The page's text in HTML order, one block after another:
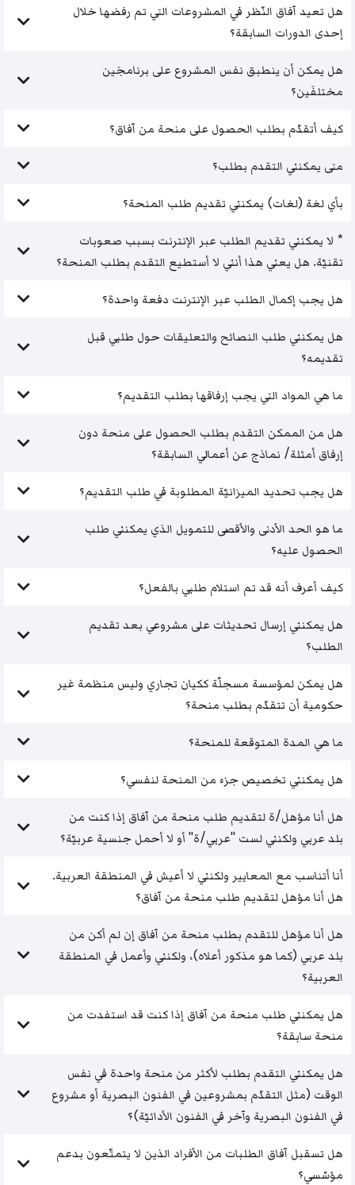
هل تعيد آفاق النّظر في المشروعات التي تم رفضها خلال
إحدى الدورات السابقة؟
هل يمكن أن ينطبق نفس المشروع على برنامجَين
مختلفَين؟
كيف أتقدّم بطلب الحصول على منحة من آفاق؟
متى يمكنني التقدم بطلب؟
بأي لغة (لغات) يمكنني تقديم طلب المنحة؟
* لا يمكنني تقديم الطلب عبر الإنترنت بسبب صعوبات
تقنيّة. هل يعني هذا أنني لا أستطيع التقدم بطلب المنحة؟
هل يجب إكمال الطلب عبر الإنترنت دفعة واحدة؟
هل يمكنني طلب النصائح والتعليقات حول طلبي قبل
تقديمه؟
ما هي المواد التي يجب إرفاقها بطلب التقديم؟
هل من الممكن التقدم بطلب الحصول على منحة دون
إرفاق أمثلة/ نماذج عن أعمالي السابقة؟
هل يجب تحديد الميزانيّة المطلوبة في طلب التقديم؟
ما هو الحد الأدنى والأقصى للتمويل الذي يمكنني طلب
الحصول عليه؟
كيف أعرف أنه قد تم استلام طلبي بالفعل؟
هل يمكنني إرسال تحديثات على مشروعي بعد تقديم
الطلب؟
هل يمكن لمؤسسة مسجلّة ككيان تجاري وليس منظمة غير
حكومية أن تتقدّم بطلب منحة؟
ما هي المدة المتوقعة للمنحة؟
هل يمكنني تخصيص جزء من المنحة لنفسي؟
هل أنا مؤهل/ة لتقديم طلب منحة من آفاق إذا كنت من
بلد عربي ولكنني لست "عربي/ة" أو لا أحمل جنسية عربيّة؟
أنا أتناسب مع المعايير ولكنني لا أعيش في المنطقة العربية.
هل أنا مؤهل لتقديم طلب منحة من آفاق؟
هل أنا مؤهل للتقدم بطلب منحة من آفاق إن لم أكن من
بلد عربي (كما هو مذكور أعلاه)، ولكنني وأعمل في المنطقة
العربية؟
هل يمكنني طلب منحة من آفاق إذا كنت قد استفدت من
منحة سابقة؟
هل يمكنني التقدم بطلب لأكثر من منحة واحدة في نفس
الوقت (مثل التقدّم بمشروعين في الفنون البصرية أو مشروع
في الفنون البصرية وآخر في الفنون الأدائيّة)؟
هل تسقبل آفاق الطلبات من الأفراد الذين لا يتمتّعون بدعم
مؤسّسي؟